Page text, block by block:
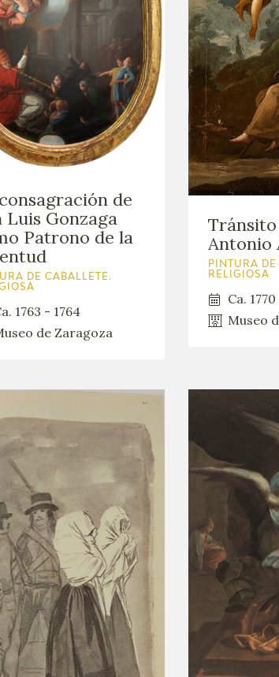
de
Luis Gonzaga
Patrono de la
DE CABALLETE.
1763 - 1764
de Zaragoza
Tránsito
Antonio
PINTURA
RELIGIOSA
Ca.
Museo